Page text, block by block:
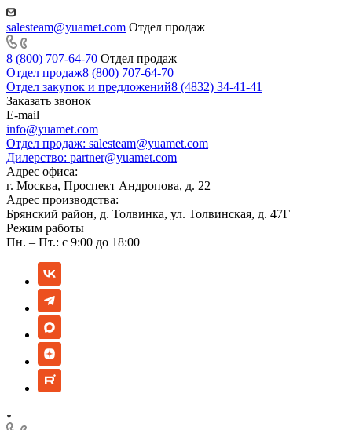
salesteam@yuamet.com Отдел продаж
8 (800) 707-64-70 Отдел продаж
Отдел продаж8 (800) 707-64-70
Отдел закупок и предложений8 (4832) 34-41-41
Заказать звонок
E-mail
info@yuamet.com
Отдел продаж: salesteam@yuamet.com
Дилерство: partner@yuamet.com
Адрес офиса:
г. Москва, Проспект Андропова, д. 22
Адрес производства:
Брянский район, д. Толвинка, ул. Толвинская, д. 47Г
Режим работы
Пн. – Пт.: с 9:00 до 18:00